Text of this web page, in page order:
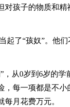
对孩子的物质和
起了“孩奴”。他
从0岁到6岁的
，每一项都是不
月花费万元。